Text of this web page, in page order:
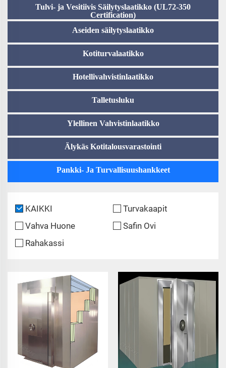
Tulvi- ja Vesitiivis Säilytyslaatikko (UL72-350
Certification)
Aseiden säilytyslaatikko
Kotiturvalaatikko
Hotellivahvistinlaatikko
Talletusluku
Ylellinen Vahvistinlaatikko
Älykäs Kotitalousvarastointi
Pankki- Ja Turvallisuushankkeet
KAIKKI
Turvakaapit
Vahva Huone
Safin Ovi
Rahakassi